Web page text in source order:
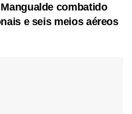
combatido
e seis meios aéreos